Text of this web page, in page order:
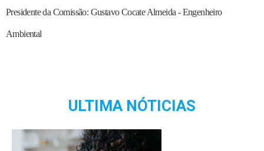
Presidente da Comissão: Gustavo Cocate Almeida - Engenheiro
Ambiental
ULTIMA NÓTICIAS